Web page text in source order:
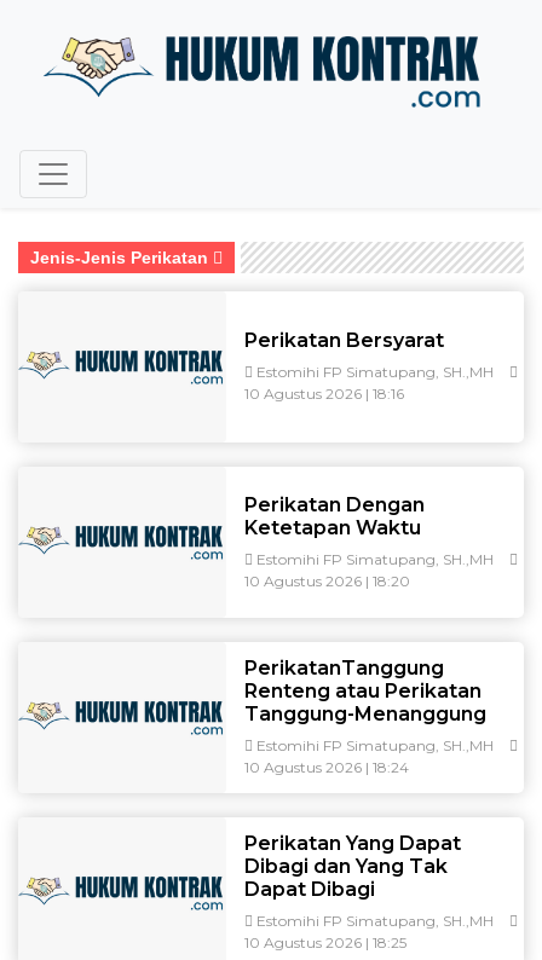
Jenis-Jenis Perikatan
Perikatan Bersyarat
Estomihi FP Simatupang, SH.,MH
10 Agustus 2026 | 18:16
Perikatan Dengan
Ketetapan Waktu
Estomihi FP Simatupang, SH.,MH
10 Agustus 2026 | 18:20
PerikatanTanggung
Renteng atau Perikatan
Tanggung-Menanggung
Estomihi FP Simatupang, SH.,MH
10 Agustus 2026 | 18:24
Perikatan Yang Dapat
Dibagi dan Yang Tak
Dapat Dibagi
Estomihi FP Simatupang, SH.,MH
10 Agustus 2026 | 18:25